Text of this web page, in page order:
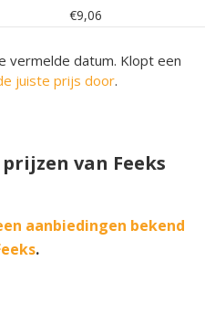
€9,06
vermelde datum. Klopt een
juiste prijs door.
van Feeks
aanbiedingen bekend
.